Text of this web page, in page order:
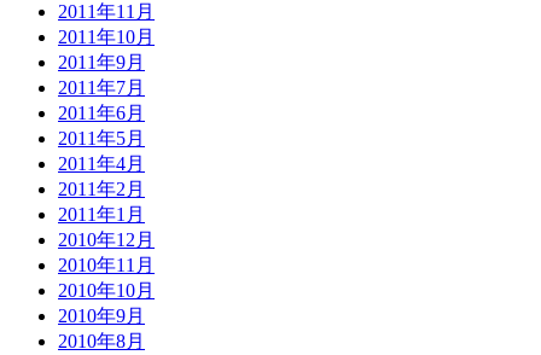
2011年11月
2011年10月
2011年9月
2011年7月
2011年6月
2011年5月
2011年4月
2011年2月
2011年1月
2010年12月
2010年11月
2010年10月
2010年9月
2010年8月